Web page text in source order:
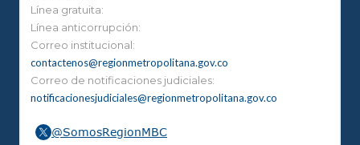
Línea gratuita:
Línea anticorrupción:
Correo institucional:
contactenos@regionmetropolitana.gov.co
Correo de notificaciones judiciales:
notificacionesjudiciales@regionmetropolitana.gov.co
@SomosRegionMBC